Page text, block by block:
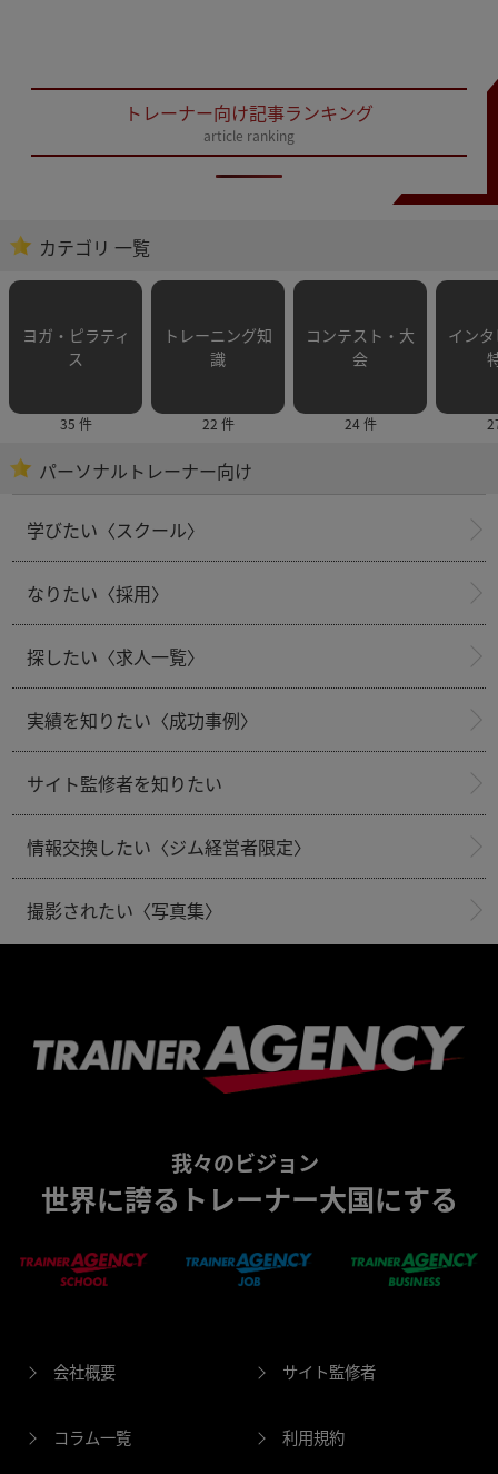
トレーナー向け記事ランキング
article ranking
カテゴリ 一覧
ヨガ・ピラティ
ス
35 件
トレーニング知
識
22 件
コンテスト・大
会
24 件
イン
パーソナルトレーナー向け
学びたい〈スクール〉
なりたい〈採用〉
探したい〈求人一覧〉
実績を知りたい〈成功事例〉
サイト監修者を知りたい
情報交換したい〈ジム経営者限定〉
撮影されたい〈写真集〉
我々のビジョン
世界に誇るトレーナー大国にする
会社概要 サイト監修者
コラム一覧 利用規約